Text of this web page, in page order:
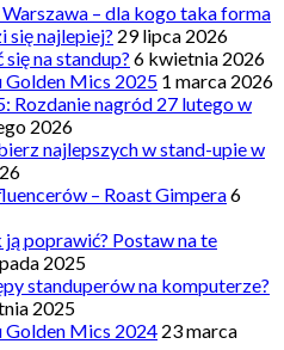
– dla kogo taka forma
najlepiej? 29 lipca 2026
na standup? 6 kwietnia 2026
Mics 2025 1 marca 2026
Rozdanie nagród 27 lutego w
2026
najlepszych w stand-upie w
– Roast Gimpera6
ją poprawić? Postaw na te
2025
standuperów na komputerze?
2025
Mics 2024 23 marca